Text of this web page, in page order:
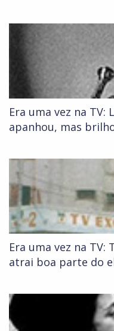
Era uma vez na
apanhou, mas
Era uma vez na TV:
atrai boa parte do